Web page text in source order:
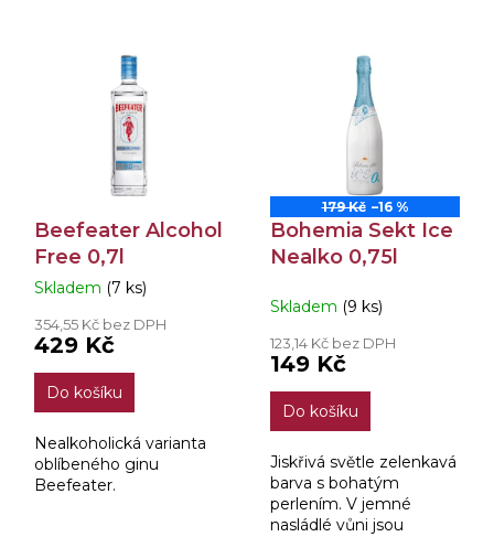
Beefeater Alcohol
Free 0,7l
Průměrné
produktu
je
3,8
5
hvězdiček.
Skladem (7 ks)
354,55 Kč bez DPH
429 Kč
Do košíku
Nealkoholická varianta
oblíbeného ginu
Beefeater.
179 Kč –16 %
Bohemia Sekt Ice
Nealko 0,75l
Skladem (9 ks)
123,14 Kč bez DPH
149 Kč
Do košíku
Jiskřivá světle zelenkavá
barva s bohatým
perlením. V jemné
nasládlé vůni jsou